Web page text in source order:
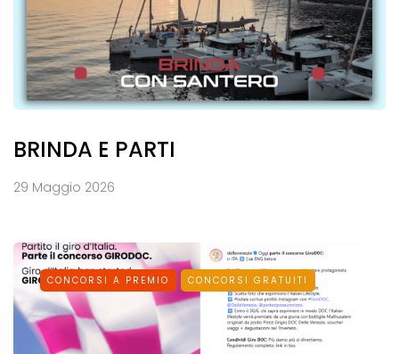
BRINDA E PARTI
29 Maggio 2026
CONCORSI A PREMIO CONCORSI GRATUITI